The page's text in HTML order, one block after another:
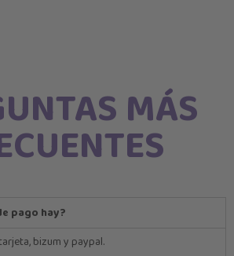
MÁS
pago hay?
bizum y paypal.